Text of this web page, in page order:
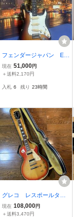
フェンダージャパン Eシ
リアル フジケン製
現在 51,000円
＋送料2,170円
入札 6 残り 23時間
グレコ レスポールタイ
プ EG900 エレキギタ
ー ジャパンビンテー
現在 108,000円
＋送料3,470円